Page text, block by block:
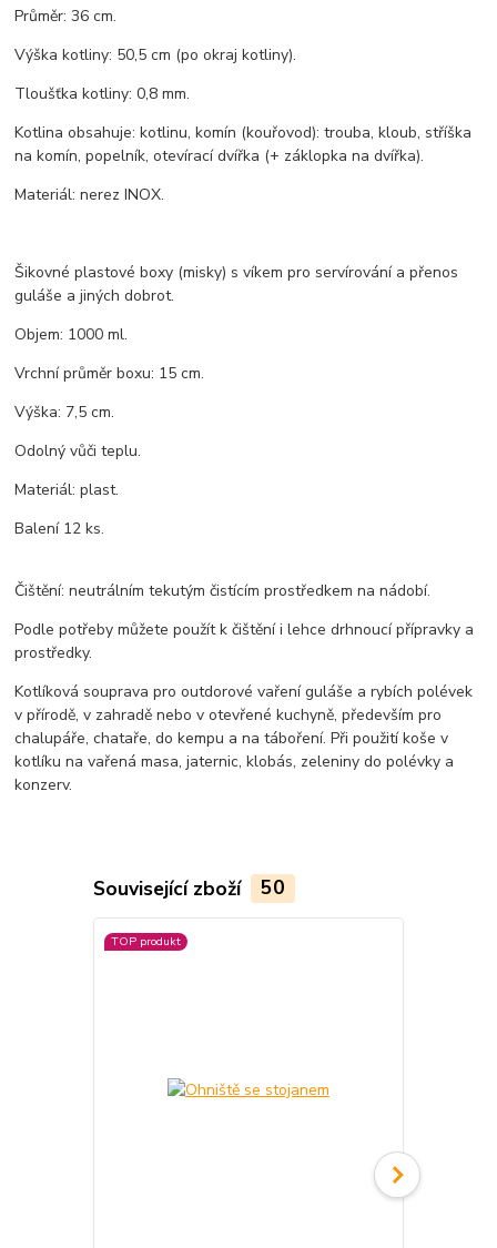
Průměr: 36 cm.
Výška kotliny: 50,5 cm (po okraj kotliny).
Tloušťka kotliny: 0,8 mm.
Kotlina obsahuje: kotlinu, komín (kouřovod): trouba, kloub, stříška
na komín, popelník, otevírací dvířka (+ záklopka na dvířka).
Materiál: nerez INOX.
Šikovné plastové boxy (misky) s víkem pro servírování a přenos
guláše a jiných dobrot.
Objem: 1000 ml.
Vrchní průměr boxu: 15 cm.
Výška: 7,5 cm.
Odolný vůči teplu.
Materiál: plast.
Balení 12 ks.
Čištění: neutrálním tekutým čistícím prostředkem na nádobí.
Podle potřeby můžete použít k čištění i lehce drhnoucí přípravky a
prostředky.
Kotlíková souprava pro outdorové vaření guláše a rybích polévek
v přírodě, v zahradě nebo v otevřené kuchyně, především pro
chalupáře, chataře, do kempu a na táboření. Při použití koše v
kotlíku na vařená masa, jaternic, klobás, zeleniny do polévky a
konzerv.
Související zboží 50
TOP produkt